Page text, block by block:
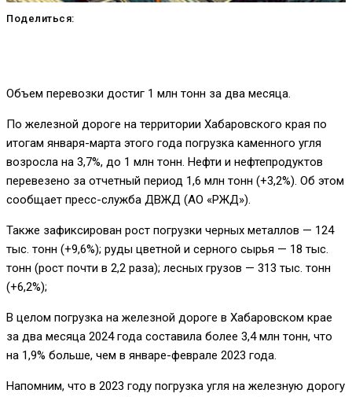
Поделиться:
Объем перевозки достиг 1 млн тонн за два месяца.
По железной дороге на территории Хабаровского края по
итогам января-марта этого года погрузка каменного угля
возросла на 3,7%, до 1 млн тонн. Нефти и нефтепродуктов
перевезено за отчетный период 1,6 млн тонн (+3,2%). Об этом
сообщает пресс-служба ДВЖД (АО «РЖД»).
Также зафиксирован рост погрузки черных металлов — 124
тыс. тонн (+9,6%); руды цветной и серного сырья — 18 тыс.
тонн (рост почти в 2,2 раза); лесных грузов — 313 тыс. тонн
(+6,2%);
В целом погрузка на железной дороге в Хабаровском крае
за два месяца 2024 года составила более 3,4 млн тонн, что
на 1,9% больше, чем в январе-феврале 2023 года.
Напомним, что в 2023 году погрузка угля на железную дорогу